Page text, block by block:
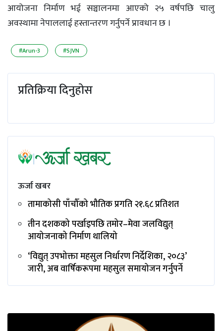
आयोजना निर्माण भई सञ्चालनमा आएको २५ वर्षपछि चालु
अवस्थामा नेपाललाई हस्तान्तरण गर्नुपर्ने प्रावधान छ ।
#Arun-3 #SJVN
प्रतिक्रिया दिनुहोस
ऊर्जा खबर
तामाकोसी पाँचौँको भौतिक प्रगति २१.६८ प्रतिशत
तीन दशकको पर्खाइपछि तमोर–मेवा जलविद्युत्
आयोजनाको निर्माण थालियो
‘विद्युत् उपभोक्ता महसुल निर्धारण निर्देशिका, २०८३’
जारी, अब वार्षिकरूपमा महसुल समायोजन गर्नुपर्ने